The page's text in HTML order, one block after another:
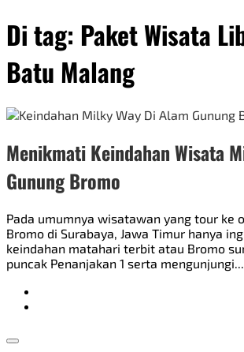
Di tag: Paket Wisata
Batu Malang
Menikmati Keindahan Wisata
Gunung Bromo
Pada umumnya wisatawan yang tour ke
Bromo di Surabaya, Jawa Timur hanya
keindahan matahari terbit atau Bromo
puncak Penanjakan 1 serta mengunjungi...